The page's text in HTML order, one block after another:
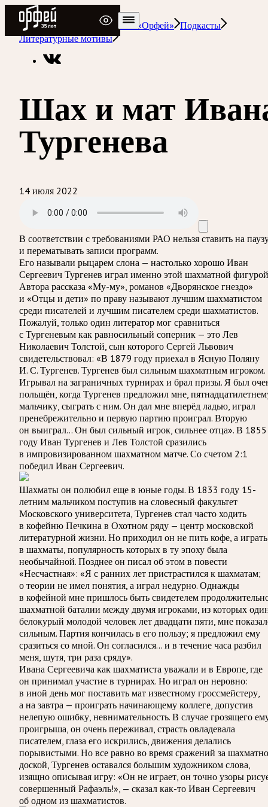
Радио Орфей
Радио классической музыки «Орфей» Подкасты
Литературные мотивы
Шах и мат
Тургенева
14 июля 2022
В соответствии с требованиями РАО нельзя ставить на
и перематывать записи программ.
Его называли рыцарем слона — настолько хорошо Иван
Сергеевич Тургенев играл именно этой шахматной
Автора рассказа «Му-му», романов «Дворянское гнездо»
и «Отцы и дети» по праву называют лучшим шахматистом
среди писателей и лучшим писателем среди шахматистов.
Пожалуй, только один литератор мог сравниться
с Тургеневым как равносильный соперник — это Лев
Николаевич Толстой, сын которого Сергей Львович
свидетельствовал: «В 1879 году приехал в Ясную Поляну
И. С. Тургенев. Тургенев был сильным шахматным игроком.
Игрывал на заграничных турнирах и брал призы. Я был
польщён, когда Тургенев предложил мне,
мальчику, сыграть с ним. Он дал мне вперёд ладью, играл
пренебрежительно и первую партию проиграл. Вторую
он выиграл… Он был сильный игрок, сильнее отца». В 1855
году Иван Тургенев и Лев Толстой сразились
в импровизированном шахматном матче. Со счетом 2:1
победил Иван Сергеевич.
Шахматы он полюбил еще в юные годы. В 1833 году 15-
летним мальчиком поступив на словесный факультет
Московского университета, Тургенев стал часто ходить
в кофейню Печкина в Охотном ряду — центр московской
литературной жизни. Но приходил он не пить кофе, а играть
в шахматы, популярность которых в ту эпоху была
необычайной. Позднее он писал об этом в повести
«Несчастная»: «Я с ранних лет пристрастился к шахматам;
о теории не имел понятия, а играл недурно. Однажды
в кофейной мне пришлось быть свидетелем
шахматной баталии между двумя игроками, из которых
белокурый молодой человек лет двадцати пяти, мне
сильным. Партия кончилась в его пользу; я предложил ему
сразиться со мной. Он согласился… и в течение часа разбил
меня, шутя, три раза сряду».
Ивана Сергеевича как шахматиста уважали и в Европе, где
он принимал участие в турнирах. Но играл он неровно:
в иной день мог поставить мат известному гроссмейстеру,
а на завтра — проиграть начинающему коллеге, допустив
нелепую ошибку, невнимательность. В случае грозящего
проигрыша, он очень переживал, страсть овладевала
писателем, глаза его искрились, движения делались
порывистыми. Но все равно во время сражений за
доской, Тургенев оставался большим художником слова,
изящно описывая игру: «Он не играет, он точно узоры
совершенный Рафаэль!», — сказал как-то Иван Сергеевич
об одном из шахматистов.